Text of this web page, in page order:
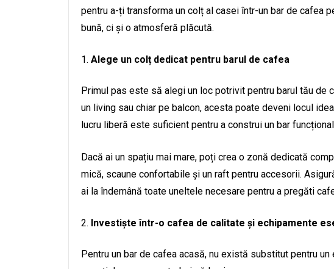
pentru a-ți transforma un colț al casei într-un bar de cafea
bună, ci și o atmosferă plăcută.
Alege un colț dedicat pentru barul de cafea
Primul pas este să alegi un loc potrivit pentru barul tău de
un living sau chiar pe balcon, acesta poate deveni locul
lucru liberă este suficient pentru a construi un bar
Dacă ai un spațiu mai mare, poți crea o zonă dedicată
mică, scaune confortabile și un raft pentru accesorii.
ai la îndemână toate uneltele necesare pentru a pregăti
Investiște într-o cafea de calitate și echipamente
Pentru un bar de cafea acasă, nu există substitut pentru